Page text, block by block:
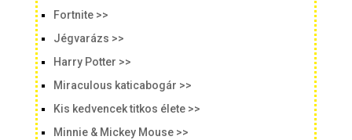
Fortnite >>
Jégvarázs >>
Harry Potter >>
Miraculous katicabogár >>
Kis kedvencek titkos élete >>
Minnie & Mickey Mouse >>